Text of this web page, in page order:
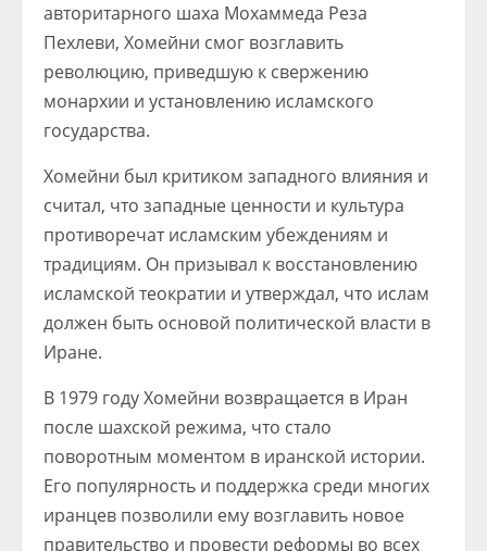
авторитарного шаха Мохаммеда Реза
Пехлеви, Хомейни смог возглавить
революцию, приведшую к свержению
монархии и установлению исламского
государства.
Хомейни был критиком западного влияния и
считал, что западные ценности и культура
противоречат исламским убеждениям и
традициям. Он призывал к восстановлению
исламской теократии и утверждал, что ислам
должен быть основой политической власти в
Иране.
В 1979 году Хомейни возвращается в Иран
после шахской режима, что стало
поворотным моментом в иранской истории.
Его популярность и поддержка среди многих
иранцев позволили ему возглавить новое
правительство и провести реформы во всех